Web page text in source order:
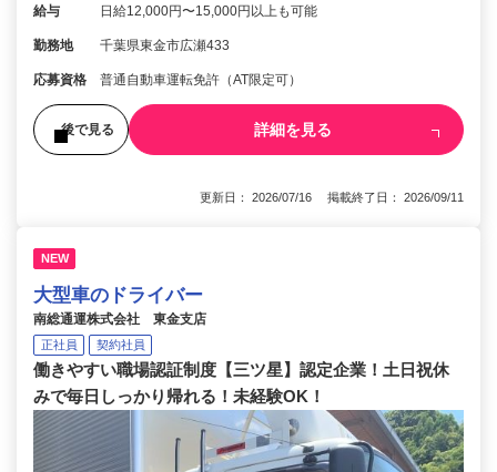
給与 日給12,000円〜15,000円以上も可能
勤務地 千葉県東金市広瀬433
応募資格 普通自動車運転免許（AT限定可）
後で見る 詳細を見る
更新日： 2026/07/16 掲載終了日： 2026/09/11
NEW
大型車のドライバー
南総通運株式会社 東金支店
正社員 契約社員
働きやすい職場認証制度【三ツ星】認定企業！土日祝休
みで毎日しっかり帰れる！未経験OK！